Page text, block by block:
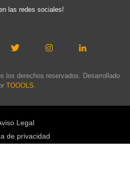
las redes sociales!
los derechos reservados. Desarrollado
TOOOLS
Legal
de privacidad